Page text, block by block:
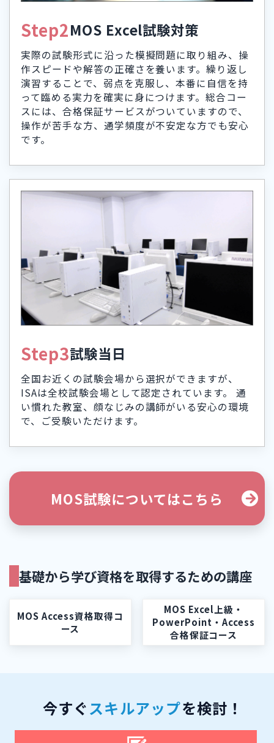
Step2MOS Excel試験対策
実際の試験形式に沿った模擬問題に取り組み、操
作スピードや解答の正確さを養います。繰り返し
演習することで、弱点を克服し、本番に自信を持
って臨める実力を確実に身につけます。総合コー
スには、合格保証サービスがついていますので、
操作が苦手な方、通学頻度が不安定な方でも安心
です。
Step3試験当日
全国お近くの試験会場から選択ができますが、
ISAは全校試験会場として認定されています。 通
い慣れた教室、顔なじみの講師がいる安心の環境
で、ご受験いただけます。
MOS試験についてはこちら
基礎から学び資格を取得するための講座
MOS Access資格取得コ
ース
MOS Excel上級・
PowerPoint・Access
合格保証コース
今すぐスキルアップを検討！